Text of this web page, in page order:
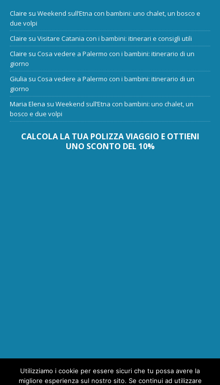
Claire su Weekend sull’Etna con bambini: uno chalet, un bosco e
due volpi
Claire su Visitare Catania con i bambini: itinerari e consigli utili
Claire su Cosa vedere a Palermo con i bambini: itinerario di un
giorno
Giulia su Cosa vedere a Palermo con i bambini: itinerario di un
giorno
Maria Elena su Weekend sull’Etna con bambini: uno chalet, un
bosco e due volpi
CALCOLA LA TUA POLIZZA VIAGGIO E OTTIENI
UNO SCONTO DEL 10%
Utilizziamo i cookie per essere sicuri che tu possa avere la
migliore esperienza sul nostro sito. Se continui ad utilizzare